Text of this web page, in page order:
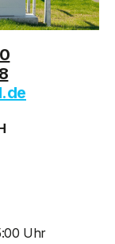
Uhr